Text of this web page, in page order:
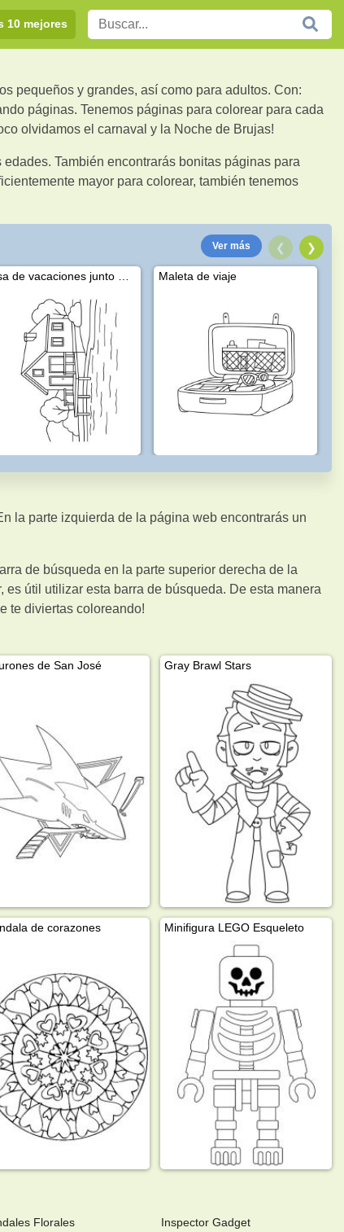
10 mejores
pequeños y grandes, así como para adultos. Con:
páginas. Tenemos páginas para colorear para cada
olvidamos el carnaval y la Noche de Brujas!
También encontrarás bonitas páginas para
mayor para colorear, también tenemos
Ver más ❮ ❯
Maleta de viaje
la parte izquierda de la página web encontrarás un
de búsqueda en la parte superior derecha de la
útil utilizar esta barra de búsqueda. De esta manera
te diviertas coloreando!
de San José Gray Brawl Stars
de corazones Minifigura LEGO Esqueleto
Florales
Inspector Gadget